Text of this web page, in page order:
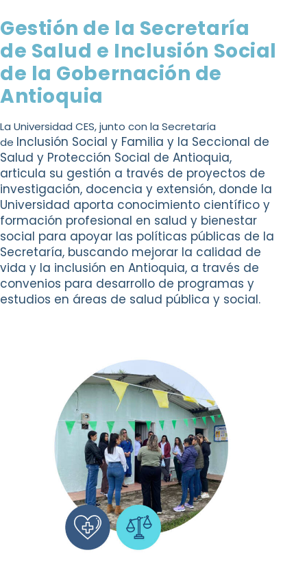
Gestión de la Secretaría
de Salud e Inclusión Social
de la Gobernación de
Antioquia
La Universidad CES, junto con la Secretaría
de Inclusión Social y Familia y la Seccional de
Salud y Protección Social de Antioquia,
articula su gestión a través de proyectos de
investigación, docencia y extensión, donde la
Universidad aporta conocimiento científico y
formación profesional en salud y bienestar
social para apoyar las políticas públicas de la
Secretaría, buscando mejorar la calidad de
vida y la inclusión en Antioquia, a través de
convenios para desarrollo de programas y
estudios en áreas de salud pública y social.